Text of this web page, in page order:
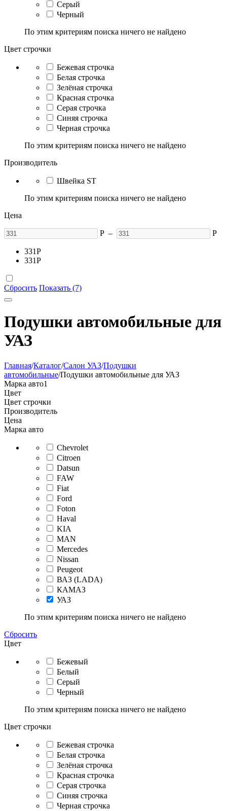
Серый
Черный
По этим критериям поиска ничего не найдено
Цвет строчки
Бежевая строчка
Белая строчка
Зелёная строчка
Красная строчка
Серая строчка
Синяя строчка
Черная строчка
По этим критериям поиска ничего не найдено
Производитель
Швейка ST
По этим критериям поиска ничего не найдено
Цена
Р – Р
331Р
331Р
Сбросить Показать (7)
Подушки автомобильные для
УАЗ
Главная/Каталог/Салон УАЗ/Подушки
автомобильные/Подушки автомобильные для УАЗ
Марка авто1
Цвет
Цвет строчки
Производитель
Цена
Марка авто
Chevrolet
Citroen
Datsun
FAW
Fiat
Ford
Foton
Haval
KIA
MAN
Mercedes
Nissan
Peugeot
ВАЗ (LADA)
КАМАЗ
УАЗ
По этим критериям поиска ничего не найдено
Сбросить
Цвет
Бежевый
Белый
Серый
Черный
По этим критериям поиска ничего не найдено
Цвет строчки
Бежевая строчка
Белая строчка
Зелёная строчка
Красная строчка
Серая строчка
Синяя строчка
Черная строчка